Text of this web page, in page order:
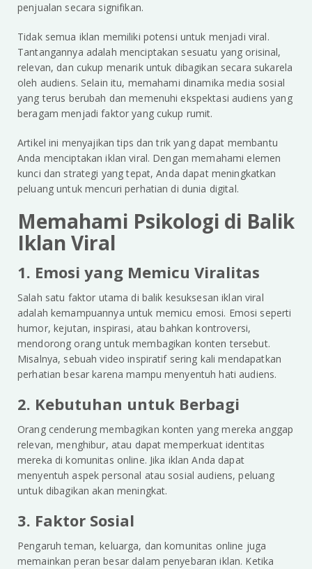
penjualan secara signifikan.
Tidak semua iklan memiliki potensi untuk menjadi viral.
Tantangannya adalah menciptakan sesuatu yang orisinal,
relevan, dan cukup menarik untuk dibagikan secara sukarela
oleh audiens. Selain itu, memahami dinamika media sosial
yang terus berubah dan memenuhi ekspektasi audiens yang
beragam menjadi faktor yang cukup rumit.
Artikel ini menyajikan tips dan trik yang dapat membantu
Anda menciptakan iklan viral. Dengan memahami elemen
kunci dan strategi yang tepat, Anda dapat meningkatkan
peluang untuk mencuri perhatian di dunia digital.
Memahami Psikologi di Balik
Iklan Viral
1. Emosi yang Memicu Viralitas
Salah satu faktor utama di balik kesuksesan iklan viral
adalah kemampuannya untuk memicu emosi. Emosi seperti
humor, kejutan, inspirasi, atau bahkan kontroversi,
mendorong orang untuk membagikan konten tersebut.
Misalnya, sebuah video inspiratif sering kali mendapatkan
perhatian besar karena mampu menyentuh hati audiens.
2. Kebutuhan untuk Berbagi
Orang cenderung membagikan konten yang mereka anggap
relevan, menghibur, atau dapat memperkuat identitas
mereka di komunitas online. Jika iklan Anda dapat
menyentuh aspek personal atau sosial audiens, peluang
untuk dibagikan akan meningkat.
3. Faktor Sosial
Pengaruh teman, keluarga, dan komunitas online juga
memainkan peran besar dalam penyebaran iklan. Ketika